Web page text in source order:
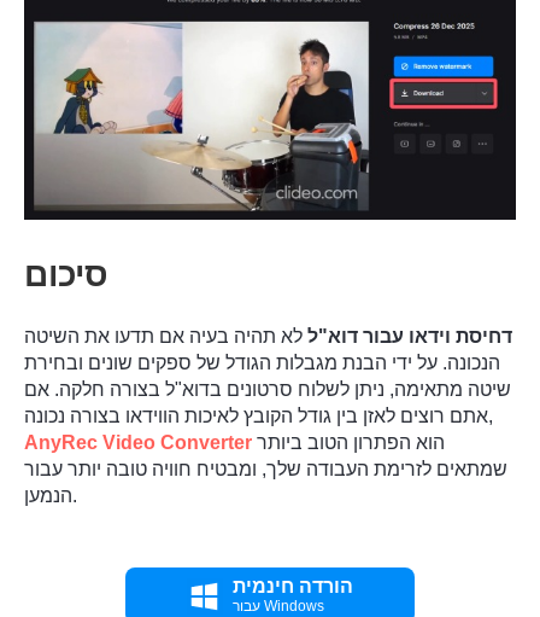
סיכום
דחיסת וידאו עבור דוא"ל לא תהיה בעיה אם תדעו את השיטה
הנכונה. על ידי הבנת מגבלות הגודל של ספקים שונים ובחירת
שיטה מתאימה, ניתן לשלוח סרטונים בדוא"ל בצורה חלקה. אם
אתם רוצים לאזן בין גודל הקובץ לאיכות הווידאו בצורה נכונה,
AnyRec Video Converter
שמתאים לזרימת העבודה שלך, ומבטיח חוויה טובה יותר עבור
הנמען.
הורדה חינמית
עבור Windows